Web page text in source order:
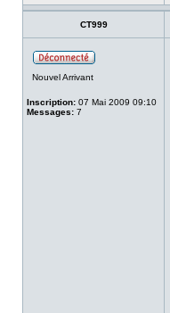
CT999
Nouvel Arrivant
Inscription: 07 Mai 2009 09:10
Messages: 7